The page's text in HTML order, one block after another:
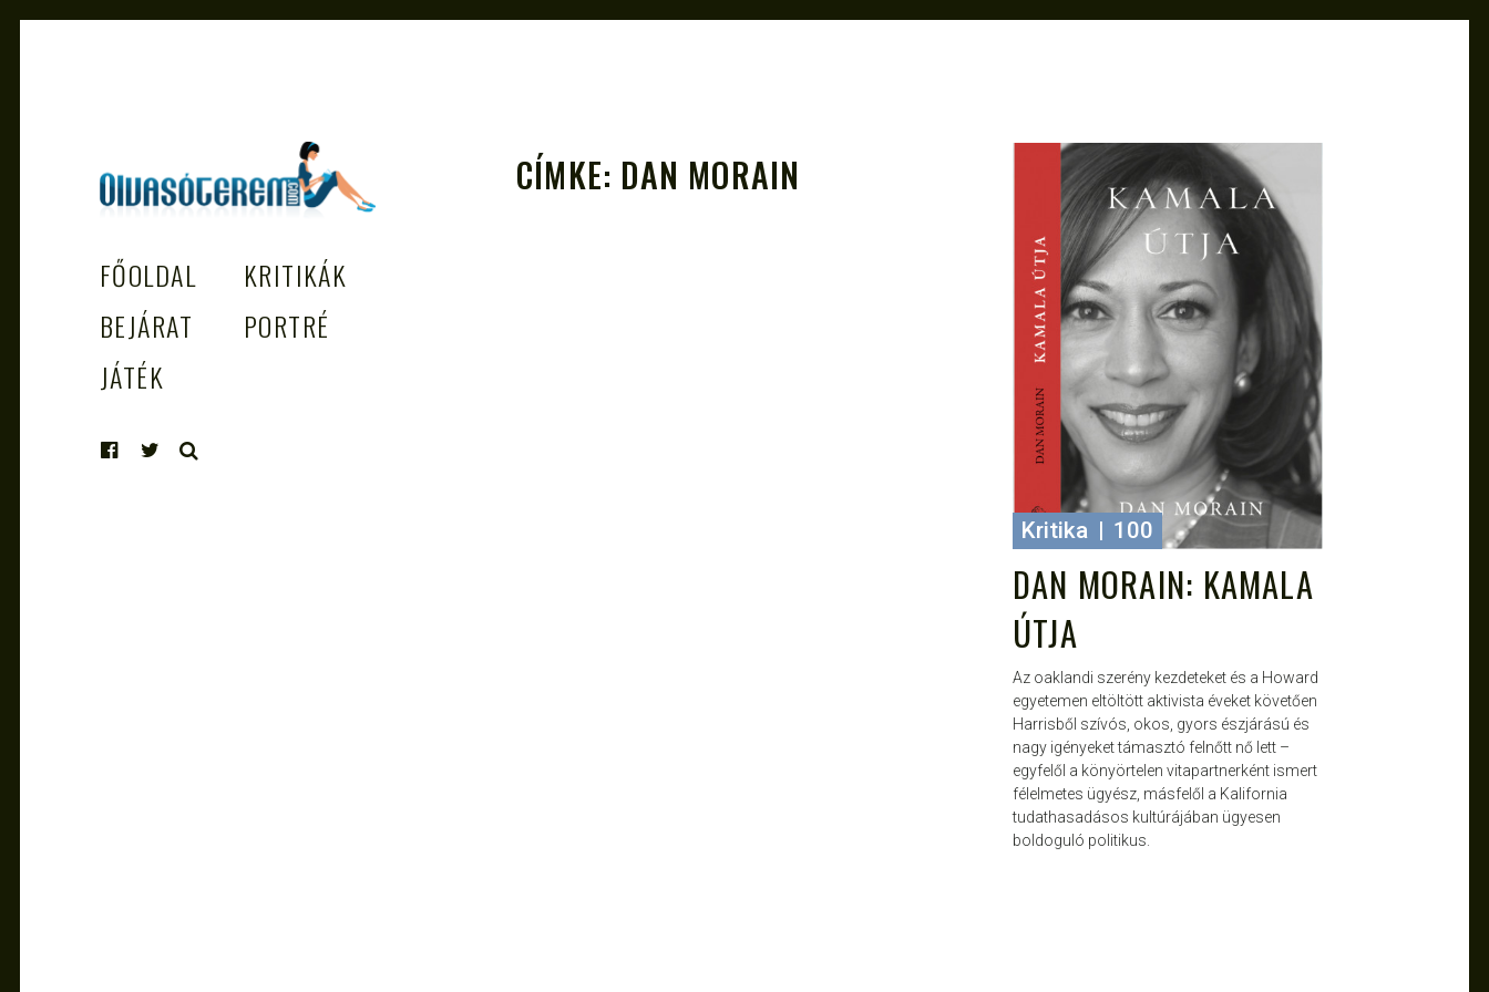
EGÉSZSÉGES OLVASÁS TÁMOGATÓJA
FŐOLDAL
KRITIKÁK
BEJÁRAT
PORTRÉ
JÁTÉK
CÍMKE: DAN MORAIN MÁJ 13, 2021
Kritika 100
DAN MORAIN: KAMALA
ÚTJA
Az oaklandi szerény kezdeteket és a Howard
egyetemen eltöltött aktivista éveket követően
Harrisből szívós, okos, gyors észjárású és
nagy igényeket támasztó felnőtt nő lett –
egyfelől a könyörtelen vitapartnerként ismert
félelmetes ügyész, másfelől a Kalifornia
tudathasadásos kultúrájában ügyesen
boldoguló politikus.